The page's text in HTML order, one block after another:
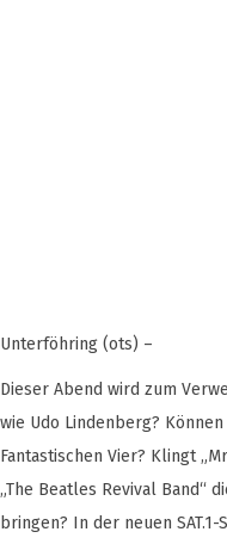
Unterföhring (ots) –
Dieser Abend wird zum
wie Udo Lindenberg?
Fantastischen Vier? Klingt
„The Beatles Revival Band“
bringen? In der neuen